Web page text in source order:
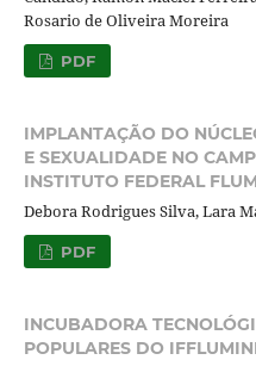
Rosario de Oliveira Moreira
PDF
IMPLANTAÇÃO DO
E SEXUALIDADE NO
INSTITUTO FEDERAL
Debora Rodrigues Silva, Lara
PDF
INCUBADORA
POPULARES DO